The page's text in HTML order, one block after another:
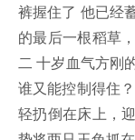
裤握住了 他已经
的最后一根稻草
二 十岁血气方刚
谁又能控制得住
轻扔倒在床上，